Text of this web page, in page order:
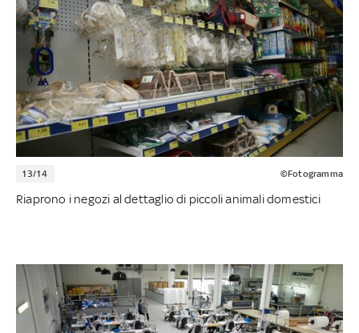
13/14 ©Fotogramma
Riaprono i negozi al dettaglio di piccoli animali domestici